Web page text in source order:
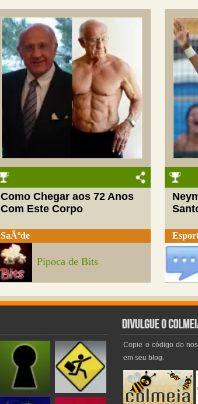
Como Chegar aos 72 Anos
Com Este Corpo
SaÃºde
Pipoca de Bits
Copie o código do
em seu blog.